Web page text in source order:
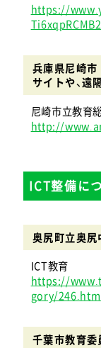
https://
兵庫県尼崎市
サイトや、遠
尼崎市立教育
http://
ICT整備に
奥尻町立奥尻
ICT教育
https://
gory/
千葉市教育委